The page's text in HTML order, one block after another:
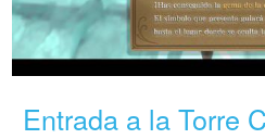
Entrada a la Torre